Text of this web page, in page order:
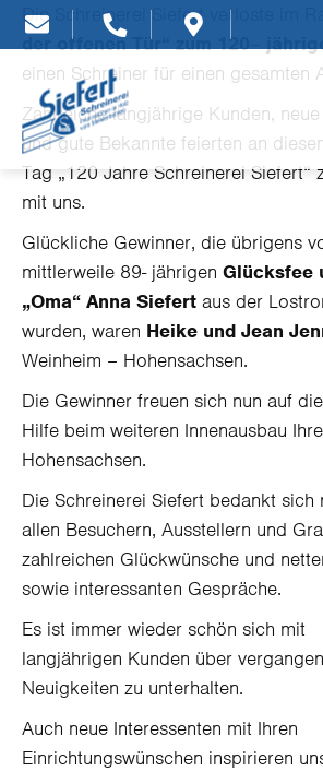
Die Schreinerei Siefert verloste im
der offenen Tür“ zum 120–
einen Schreiner für einen gesamten
Zahlreiche langjährige Kunden,
und gute Bekannte feierten an
Tag „120 Jahre Schreinerei Siefert“
mit uns.
Glückliche Gewinner, die übrigens
mittlerweile 89- jährigen Glücksfee
„Oma“ Anna Siefert aus der
wurden, waren Heike und Jean
Weinheim – Hohensachsen.
Die Gewinner freuen sich nun auf
Hilfe beim weiteren Innenausbau
Hohensachsen.
Die Schreinerei Siefert bedankt sich
allen Besuchern, Ausstellern und
zahlreichen Glückwünsche und
sowie interessanten Gespräche.
Es ist immer wieder schön sich mit
langjährigen Kunden über
Neuigkeiten zu unterhalten.
Auch neue Interessenten mit Ihren
Einrichtungswünschen inspirieren